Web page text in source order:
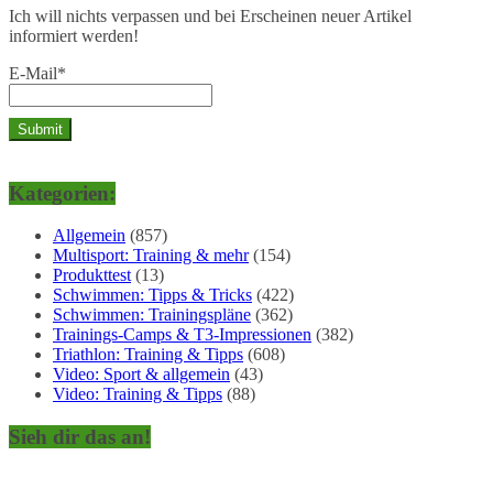
Ich will nichts verpassen und bei Erscheinen neuer Artikel
informiert werden!
E-Mail*
Kategorien:
Allgemein (857)
Multisport: Training & mehr(154)
Produkttest(13)
Schwimmen: Tipps & Tricks (422)
Schwimmen: Trainingspläne (362)
Trainings-Camps & T3-Impressionen (382)
Triathlon: Training & Tipps (608)
Video: Sport & allgemein (43)
Video: Training & Tipps (88)
Sieh dir das an!